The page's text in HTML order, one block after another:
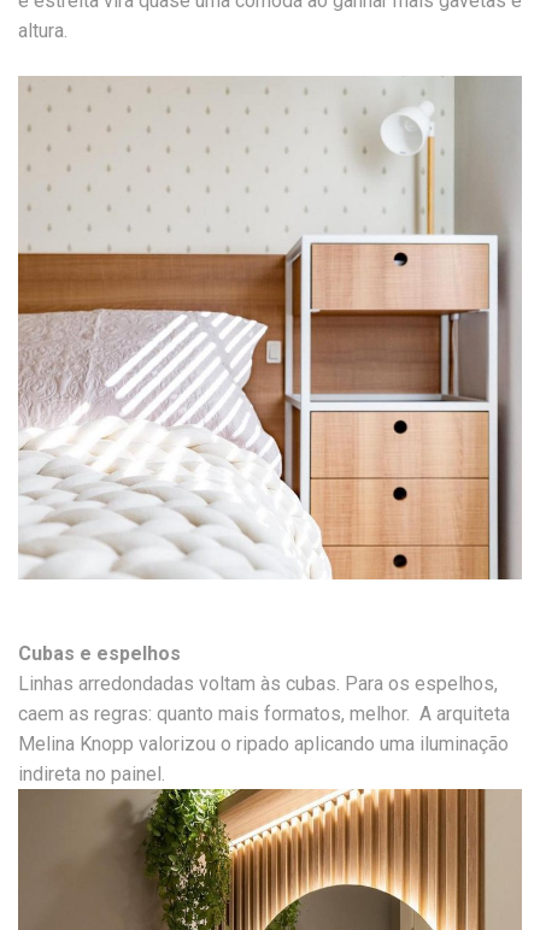
altura.
Cubas e espelhos
Linhas arredondadas voltam às cubas. Para os espelhos,
caem as regras: quanto mais formatos, melhor. A arquiteta
Melina Knopp valorizou o ripado aplicando uma iluminação
indireta no painel.